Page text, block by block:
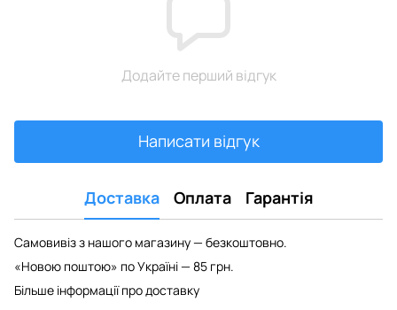
Додайте перший відгук
Написати відгук
Доставка Оплата Гарантія
Самовивіз з нашого магазину — безкоштовно.
«Новою поштою» по Україні — 85 грн.
Більше інформації про доставку